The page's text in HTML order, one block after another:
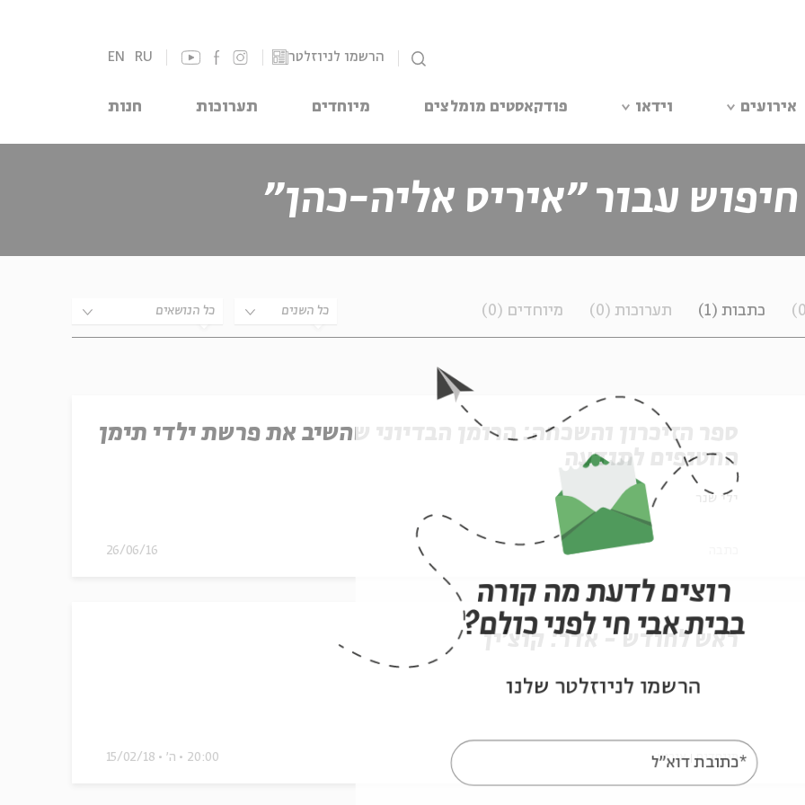
הרשמו לניוזלטר EN RU
אירועים וידאו פודקאסטים מומלצים מיוחדים תערוכות חנות
עבור ״איריס אליה-כהן״
כתבות (1) תערוכות (0) מיוחדים (0) כל השנים כל הנושאים
ספר הזיכרון והשכחה: הרומן הבדיוני שהשיב את פרשת ילדי תימן
החטופים לתודעה
ילי שנר
26/06/16
ראש לחודש - אדר: קוצ'ין
מיוחדים אירוע 20:00 ה' 15/02/18
רוצים לדעת מה קורה
בבית אבי חי לפני כולם?
הרשמו לניוזלטר שלנו
*כתובת דוא"ל